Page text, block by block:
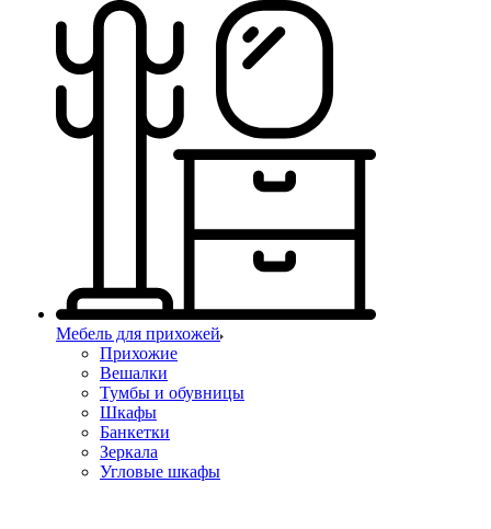
Мебель для прихожей
Прихожие
Вешалки
Тумбы и обувницы
Шкафы
Банкетки
Зеркала
Угловые шкафы